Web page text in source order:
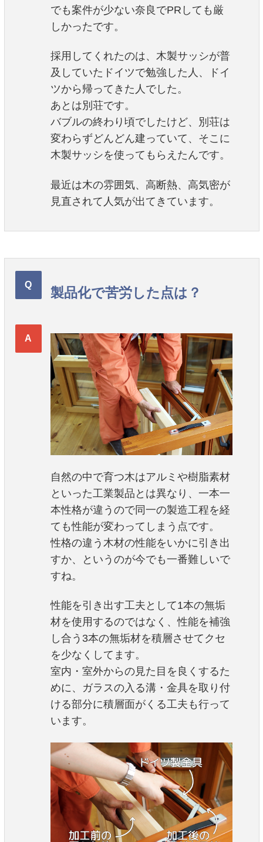
でも案件が少ない奈良でPRしても厳
しかったです。
採用してくれたのは、木製サッシが普
及していたドイツで勉強した人、ドイ
ツから帰ってきた人でした。
あとは別荘です。
バブルの終わり頃でしたけど、別荘は
変わらずどんどん建っていて、そこに
木製サッシを使ってもらえたんです。
最近は木の雰囲気、高断熱、高気密が
見直されて人気が出てきています。
製品化で苦労した点は？
自然の中で育つ木はアルミや樹脂素材
といった工業製品とは異なり、一本一
本性格が違うので同一の製造工程を経
ても性能が変わってしまう点です。
性格の違う木材の性能をいかに引き出
すか、というのが今でも一番難しいで
すね。
性能を引き出す工夫として1本の無垢
材を使用するのではなく、性能を補強
し合う3本の無垢材を積層させてクセ
を少なくしてます。
室内・室外からの見た目を良くするた
めに、ガラスの入る溝・金具を取り付
ける部分に積層面がくる工夫も行って
います。